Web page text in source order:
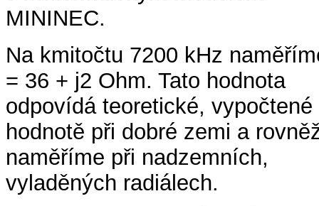
MININEC.
Na kmitočtu 7200 kHz
= 36 + j2 Ohm. Tato hodnota
odpovídá teoretické, vypočtené
hodnotě při dobré zemi a
naměříme při nadzemních,
vyladěných radiálech.